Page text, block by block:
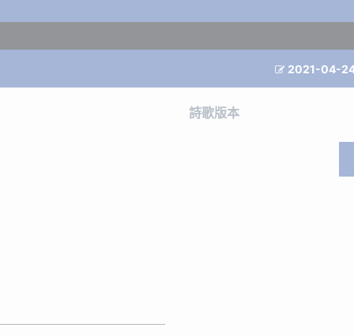
 2021-04-
詩歌版本